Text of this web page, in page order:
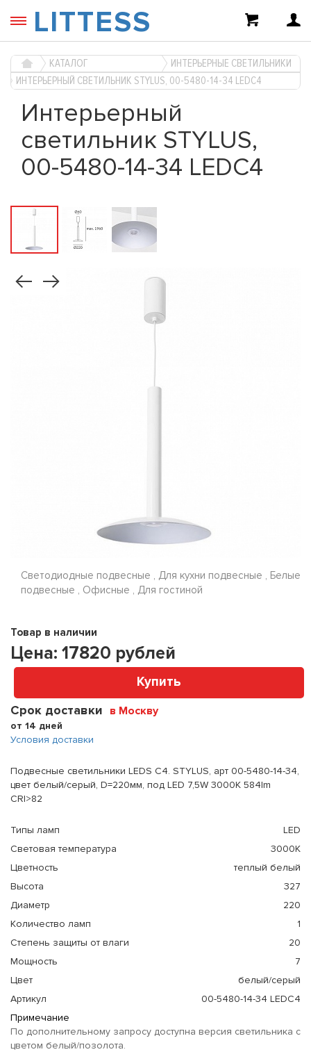
LITTESS
КАТАЛОГ
ИНТЕРЬЕРНЫЕ СВЕТИЛЬНИКИ
ИНТЕРЬЕРНЫЙ СВЕТИЛЬНИК STYLUS, 00-5480-14-34 LEDC4
Интерьерный
светильник STYLUS,
00-5480-14-34 LEDC4
Светодиодные подвесные , Для кухни подвесные , Белые
подвесные , Офисные , Для гостиной
Товар в наличии
Цена: 17820 рублей
Купить
Срок доставки в Москву
от 14 дней
Условия доставки
Подвесные светильники LEDS C4. STYLUS, арт 00-5480-14-34,
цвет белый/серый, D=220мм, под LED 7,5W 3000K 584lm
CRI>82
Типы ламп
LED
Световая температура
3000К
Цветность
теплый белый
Высота
327
Диаметр
220
Количество ламп
1
Степень защиты от влаги
20
Мощность
7
Цвет
белый/серый
Артикул
00-5480-14-34 LEDC4
Примечание
По дополнительному запросу доступна версия светильника с
цветом белый/позолота.